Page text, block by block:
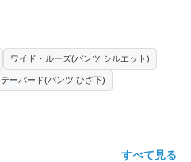
ワイド・ルーズ(パンツ シルエット)
テーパード(パンツ ひざ下)
すべて見る